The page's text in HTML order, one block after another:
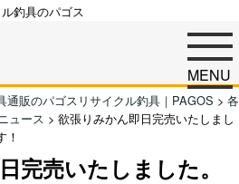
釣具のパゴス
MENU
通販のパゴスリサイクル釣具｜PAGOS > 各
ュース > 欲張りみかん即日完売いたしまし
！
完売いたしました。